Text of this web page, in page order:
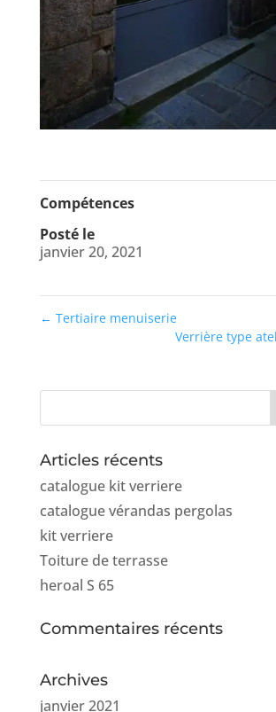
Compétences
Posté le
janvier 20, 2021
← Tertiaire menuiserie
Verrière type
Articles récents
catalogue kit verriere
catalogue vérandas pergolas
kit verriere
Toiture de terrasse
heroal S 65
Commentaires récents
Archives
janvier 2021